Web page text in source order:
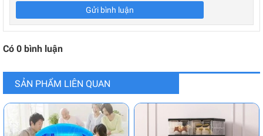
Gửi bình luận
Có 0 bình luận
SẢN PHẨM LIÊN QUAN